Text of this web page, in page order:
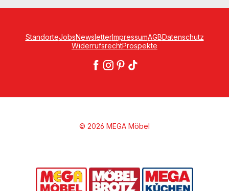
StandorteJobsNewsletterImpressumAGBDatenschutz
WiderrufsrechtProspekte
© 2026 MEGA Möbel